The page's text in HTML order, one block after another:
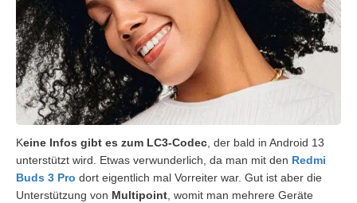
Keine Infos gibt es zum LC3-Codec, der bald in Android 13
unterstützt wird. Etwas verwunderlich, da man mit den Redmi
Buds 3 Pro dort eigentlich mal Vorreiter war. Gut ist aber die
Unterstützung von Multipoint, womit man mehrere Geräte